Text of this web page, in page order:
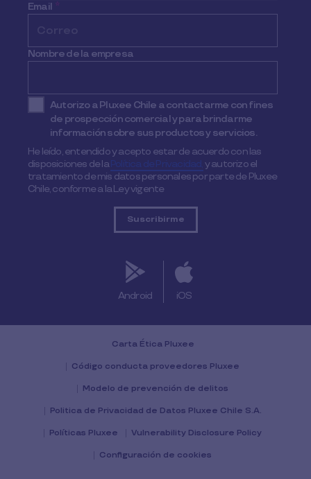
Email *
Nombre de la empresa
Autorizo a Pluxee Chile a contactarme con fines
de prospección comercial y para brindarme
información sobre sus productos y servicios.
He leído, entendido y acepto estar de acuerdo con las
disposiciones de laPolítica de Privacidad,y autorizo el
tratamiento de mis datos personales por parte de Pluxee
Chile, conforme a la Ley vigente
Android iOS
Carta Ética Pluxee
Código conducta proveedores Pluxee
Modelo de prevención de delitos
Politica de Privacidad de Datos Pluxee Chile S.A.
Políticas Pluxee Vulnerability Disclosure Policy
Configuración de cookies